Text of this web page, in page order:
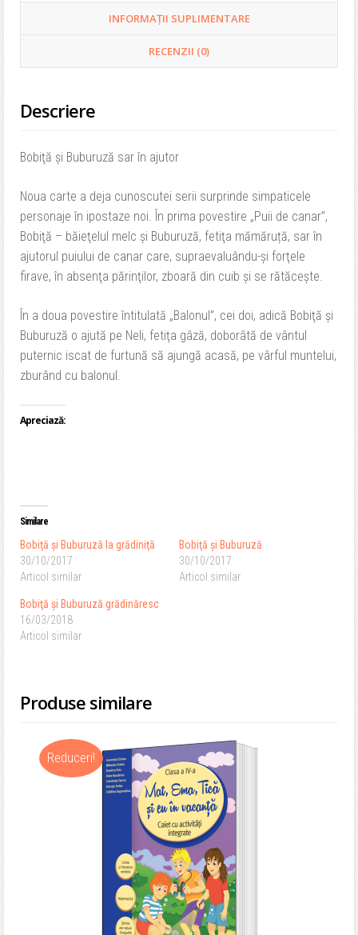
INFORMAȚII SUPLIMENTARE
RECENZII (0)
Descriere
Bobiţă şi Buburuză sar în ajutor
Noua carte a deja cunoscutei serii surprinde simpaticele
personaje în ipostaze noi. În prima povestire „Puii de canar”,
Bobiţă – băieţelul melc şi Buburuză, fetiţa mămăruță, sar în
ajutorul puiului de canar care, supraevaluându-şi forţele
firave, în absenţa părinţilor, zboară din cuib şi se rătăceşte.
În a doua povestire întitulată „Balonul”, cei doi, adică Bobiţă şi
Buburuză o ajută pe Neli, fetiţa gâză, doborâtă de vântul
puternic iscat de furtună să ajungă acasă, pe vârful muntelui,
zburând cu balonul.
Apreciază:
Similare
Bobiţă şi Buburuză la grădiniţă
30/10/2017
Articol similar
Bobiţă şi Buburuză
30/10/2017
Articol similar
Bobiţă şi Buburuză grădinăresc
16/03/2018
Articol similar
Produse similare
Reduceri!